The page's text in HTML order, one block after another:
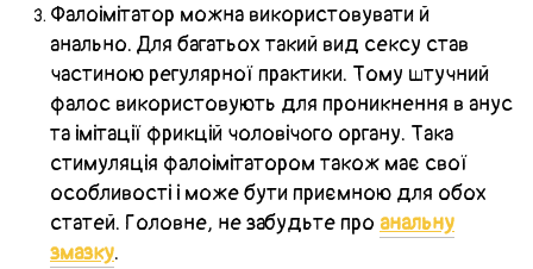
Фалоімітатор можна використовувати й
анально. Для багатьох такий вид сексу став
частиною регулярної практики. Тому штучний
фалос використовують для проникнення в анус
та імітації фрикцій чоловічого органу. Така
стимуляція фалоімітатором також має свої
особливості і може бути приємною для обох
статей. Головне, не забудьте про анальну
змазку.